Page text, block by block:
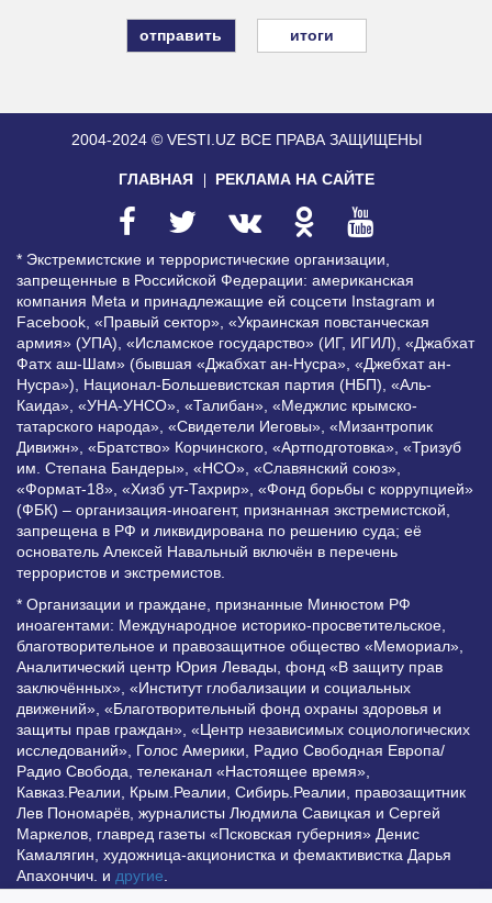
итоги
2004-2024 © VESTI.UZ ВСЕ ПРАВА ЗАЩИЩЕНЫ
ГЛАВНАЯ РЕКЛАМА НА САЙТЕ
* Экстремистские и террористические организации,
запрещенные в Российской Федерации: американская
компания Meta и принадлежащие ей соцсети Instagram и
Facebook, «Правый сектор», «Украинская повстанческая
армия» (УПА), «Исламское государство» (ИГ, ИГИЛ), «Джабхат
Фатх аш-Шам» (бывшая «Джабхат ан-Нусра», «Джебхат ан-
Нусра»), Национал-Большевистская партия (НБП), «Аль-
Каида», «УНА-УНСО», «Талибан», «Меджлис крымско-
татарского народа», «Свидетели Иеговы», «Мизантропик
Дивижн», «Братство» Корчинского, «Артподготовка», «Тризуб
им. Степана Бандеры», «НСО», «Славянский союз»,
«Формат-18», «Хизб ут-Тахрир», «Фонд борьбы с коррупцией»
(ФБК) – организация-иноагент, признанная экстремистской,
запрещена в РФ и ликвидирована по решению суда; её
основатель Алексей Навальный включён в перечень
террористов и экстремистов.
* Организации и граждане, признанные Минюстом РФ
иноагентами: Международное историко-просветительское,
благотворительное и правозащитное общество «Мемориал»,
Аналитический центр Юрия Левады, фонд «В защиту прав
заключённых», «Институт глобализации и социальных
движений», «Благотворительный фонд охраны здоровья и
защиты прав граждан», «Центр независимых социологических
исследований», Голос Америки, Радио Свободная Европа/
Радио Свобода, телеканал «Настоящее время»,
Кавказ.Реалии, Крым.Реалии, Сибирь.Реалии, правозащитник
Лев Пономарёв, журналисты Людмила Савицкая и Сергей
Маркелов, главред газеты «Псковская губерния» Денис
Камалягин, художница-акционистка и фемактивистка Дарья
Апахончич. и другие.